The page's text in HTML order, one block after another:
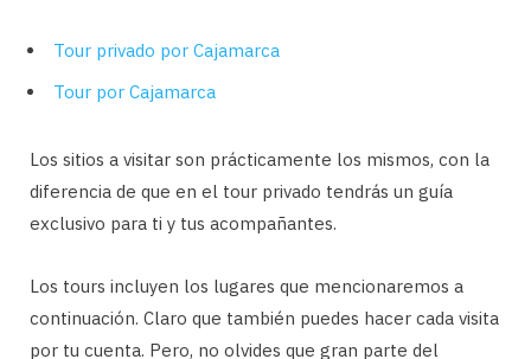
Tour privado por Cajamarca
Tour por Cajamarca
Los sitios a visitar son prácticamente los mismos, con la
diferencia de que en el tour privado tendrás un guía
exclusivo para ti y tus acompañantes.
Los tours incluyen los lugares que mencionaremos a
continuación. Claro que también puedes hacer cada visita
por tu cuenta. Pero, no olvides que gran parte del